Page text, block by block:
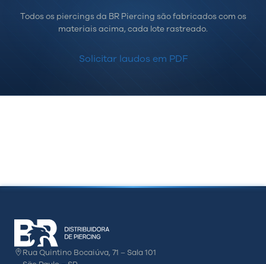
Todos os piercings da BR Piercing são fabricados com os
materiais acima, cada lote rastreado.
Solicitar laudos em PDF
Rua Quintino Bocaiúva, 71 – Sala 101